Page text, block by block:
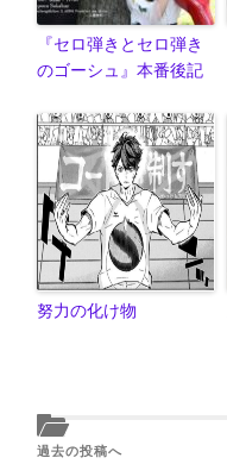
『セロ弾きとセロ弾き
のゴーシュ』本番後記
努力の化け物
過去の投稿へ